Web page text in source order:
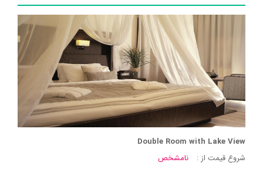
Double Room with Lake View
شروع قیمت از :
نامشخص